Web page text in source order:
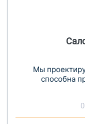
Мы
способна
0